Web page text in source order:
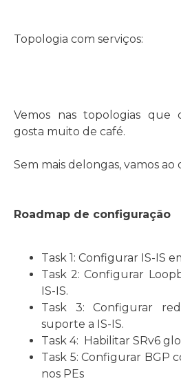
Topologia com serviços:
Vemos nas topologias que
gosta muito de café.
Sem mais delongas, vamos ao
Roadmap de configuração
Task 1: Configurar IS-IS
Task 2: Configurar
IS-IS.
Task 3: Configurar
suporte a IS-IS.
Task 4: Habilitar SRv6
Task 5: Configurar BGP
nos PEs